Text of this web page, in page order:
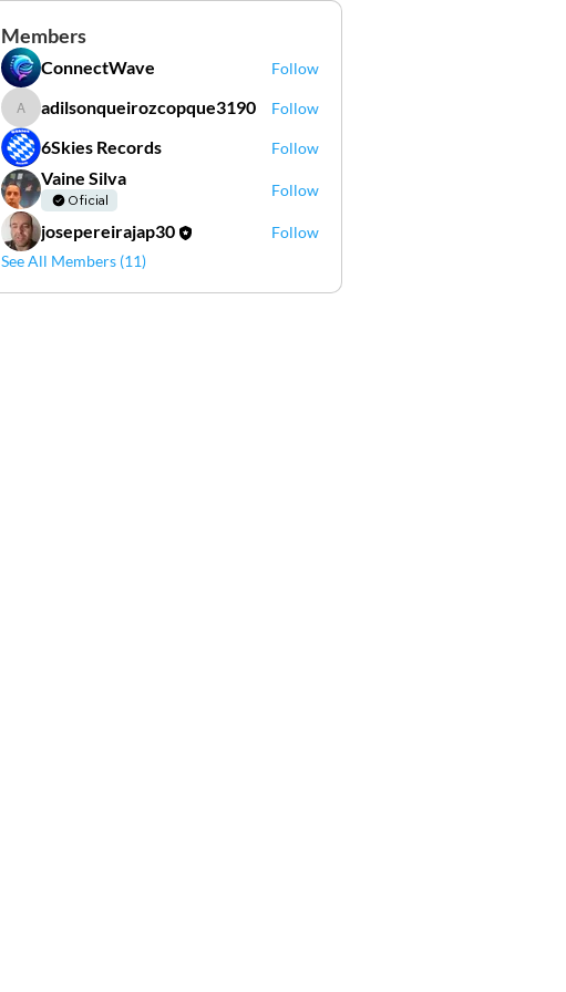
Members
ConnectWave Follow
adilsonqueirozcopque3190
adilsonqueirozcopque3190 Follow
6Skies Records Follow
Vaine Silva
Oficial
Follow
josepereirajap30
Follow
See All Members (11)